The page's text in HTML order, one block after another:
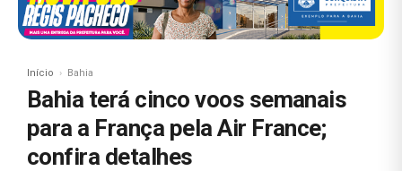
Início Bahia
Bahia terá cinco voos semanais
para a França pela Air France;
confira detalhes